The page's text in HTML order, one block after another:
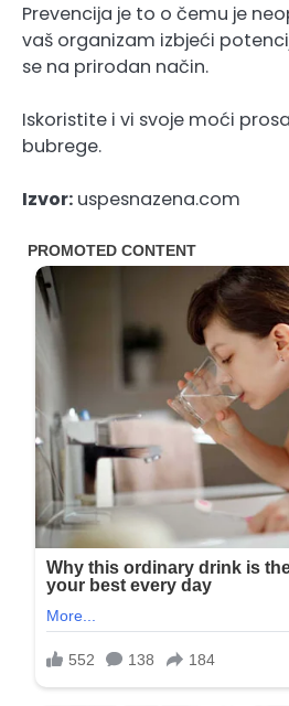
Prevencija je to o čemu je
vaš organizam izbjeći
se na prirodan način.
Iskoristite i vi svoje moći
bubrege.
Izvor: uspesnazena.com